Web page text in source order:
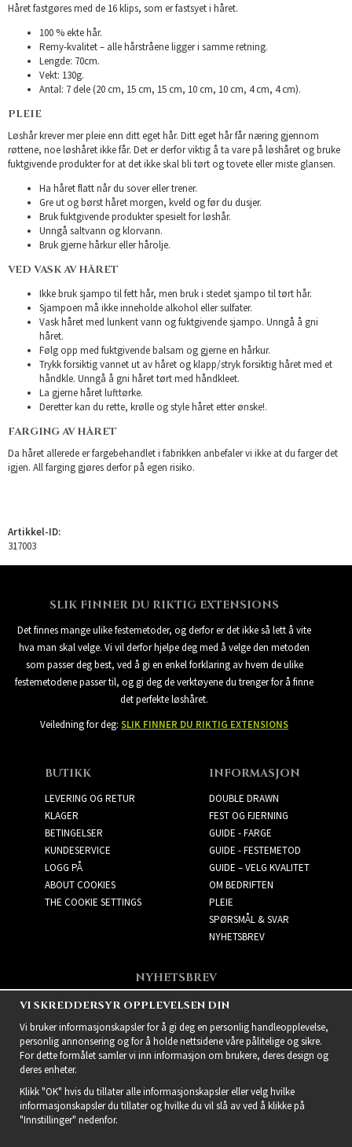
Håret fastgøres med de 16 klips, som er fastsyet i håret.
100 % ekte hår.
Remy-kvalitet – alle hårstråene ligger i samme retning.
Lengde: 70cm.
Vekt: 130g.
Antal: 7 dele (20 cm, 15 cm, 15 cm, 10 cm, 10 cm, 4 cm, 4 cm).
PLEIE
Løshår krever mer pleie enn ditt eget hår. Ditt eget hår får næring gjennom
røttene, noe løshåret ikke får. Det er derfor viktig å ta vare på løshåret og bruke
fuktgivende produkter for at det ikke skal bli tørt og tovete eller miste glansen.
Ha håret flatt når du sover eller trener.
Gre ut og børst håret morgen, kveld og før du dusjer.
Bruk fuktgivende produkter spesielt for løshår.
Unngå saltvann og klorvann.
Bruk gjerne hårkur eller hårolje.
VED VASK AV HÅRET
Ikke bruk sjampo til fett hår, men bruk i stedet sjampo til tørt hår.
Sjampoen må ikke inneholde alkohol eller sulfater.
Vask håret med lunkent vann og fuktgivende sjampo. Unngå å gni
håret.
Følg opp med fuktgivende balsam og gjerne en hårkur.
Trykk forsiktig vannet ut av håret og klapp/stryk forsiktig håret med et
håndkle. Unngå å gni håret tørt med håndkleet.
La gjerne håret lufttørke.
Deretter kan du rette, krølle og style håret etter ønske!.
FARGING AV HÅRET
Da håret allerede er fargebehandlet i fabrikken anbefaler vi ikke at du farger det
igjen. All farging gjøres derfor på egen risiko.
Artikkel-ID:
317003
SLIK FINNER DU RIKTIG EXTENSIONS
Det finnes mange ulike festemetoder, og derfor er det ikke så lett å vite
hva man skal velge. Vi vil derfor hjelpe deg med å velge den metoden
som passer deg best, ved å gi en enkel forklaring av hvem de ulike
festemetodene passer til, og gi deg de verktøyene du trenger for å finne
det perfekte løshåret.
Veiledning for deg: SLIK FINNER DU RIKTIG EXTENSIONS
BUTIKK
LEVERING OG RETUR
KLAGER
BETINGELSER
KUNDESERVICE
LOGG PÅ
ABOUT COOKIES
THE COOKIE SETTINGS
INFORMASJON
DOUBLE DRAWN
FEST OG FJERNING
GUIDE - FARGE
GUIDE - FESTEMETOD
GUIDE – VELG KVALITET
OM BEDRIFTEN
PLEIE
SPØRSMÅL & SVAR
NYHETSBREV
NYHETSBREV
Få de beste tilbudene og
spennende nye produkter!
VI SKREDDERSYR OPPLEVELSEN DIN
Vi bruker informasjonskapsler for å gi deg en personlig handleopplevelse,
personlig annonsering og for å holde nettsidene våre pålitelige og sikre.
For dette formålet samler vi inn informasjon om brukere, deres design og
deres enheter.
Klikk "OK" hvis du tillater alle informasjonskapsler eller velg hvilke
informasjonskapsler du tillater og hvilke du vil slå av ved å klikke på
"Innstillinger" nedenfor.